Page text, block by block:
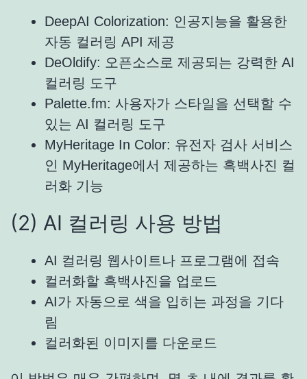
DeepAI Colorization: 인공지능을 활용한
자동 컬러링 API 제공
DeOldify: 오픈소스로 제공되는 강력한 AI
컬러링 도구
Palette.fm: 사용자가 스타일을 선택할 수
있는 AI 컬러링 도구
MyHeritage In Color: 유전자 검사 서비스
인 MyHeritage에서 제공하는 흑백사진 컬
러화 기능
(2) AI 컬러링 사용 방법
AI 컬러링 웹사이트나 프로그램에 접속
컬러화할 흑백사진을 업로드
AI가 자동으로 색을 입히는 과정을 기다
림
컬러화된 이미지를 다운로드